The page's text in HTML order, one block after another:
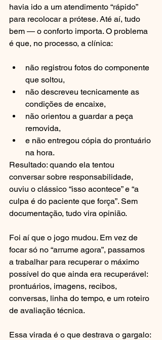
havia ido a um atendimento “rápido”
para recolocar a prótese. Até aí, tudo
bem — o conforto importa. O problema
é que, no processo, a clínica:
não registrou fotos do componente
que soltou,
não descreveu tecnicamente as
condições de encaixe,
não orientou a guardar a peça
removida,
e não entregou cópia do prontuário
na hora.
Resultado: quando ela tentou
conversar sobre responsabilidade,
ouviu o clássico “isso acontece” e “a
culpa é do paciente que força”. Sem
documentação, tudo vira opinião.
Foi aí que o jogo mudou. Em vez de
focar só no “arrume agora”, passamos
a trabalhar para recuperar o máximo
possível do que ainda era recuperável:
prontuários, imagens, recibos,
conversas, linha do tempo, e um roteiro
de avaliação técnica.
Essa virada é o que destrava o gargalo: